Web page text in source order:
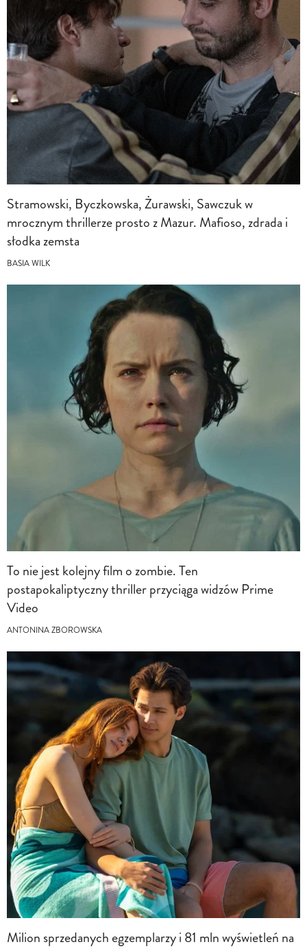
Stramowski, Byczkowska, Żurawski, Sawczuk w
mrocznym thrillerze prosto z Mazur. Mafioso, zdrada i
słodka zemsta
BASIA WILK
To nie jest kolejny film o zombie. Ten
postapokaliptyczny thriller przyciąga widzów Prime
Video
ANTONINA ZBOROWSKA
Milion sprzedanych egzemplarzy i 81 mln wyświetleń na